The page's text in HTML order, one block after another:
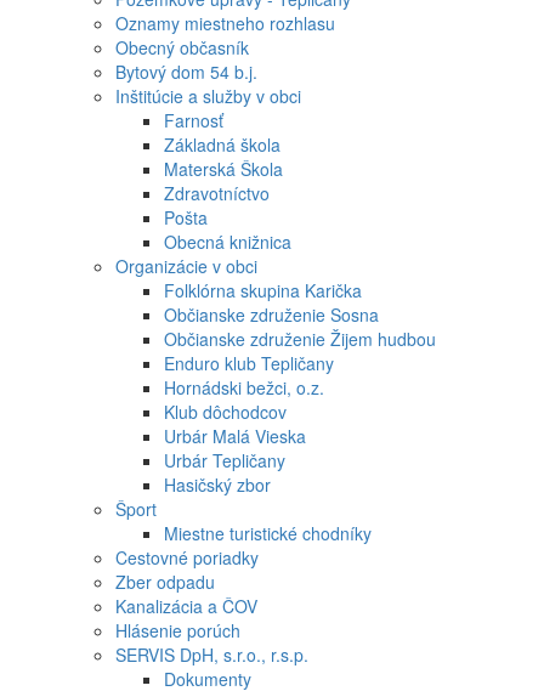
Oznamy miestneho rozhlasu
Obecný občasník
Bytový dom 54 b.j.
Inštitúcie a služby v obci
Farnosť
Základná škola
Materská Škola
Zdravotníctvo
Pošta
Obecná knižnica
Organizácie v obci
Folklórna skupina Karička
Občianske združenie Sosna
Občianske združenie Žijem hudbou
Enduro klub Tepličany
Hornádski bežci, o.z.
Klub dôchodcov
Urbár Malá Vieska
Urbár Tepličany
Hasičský zbor
Šport
Miestne turistické chodníky
Cestovné poriadky
Zber odpadu
Kanalizácia a ČOV
Hlásenie porúch
SERVIS DpH, s.r.o., r.s.p.
Dokumenty